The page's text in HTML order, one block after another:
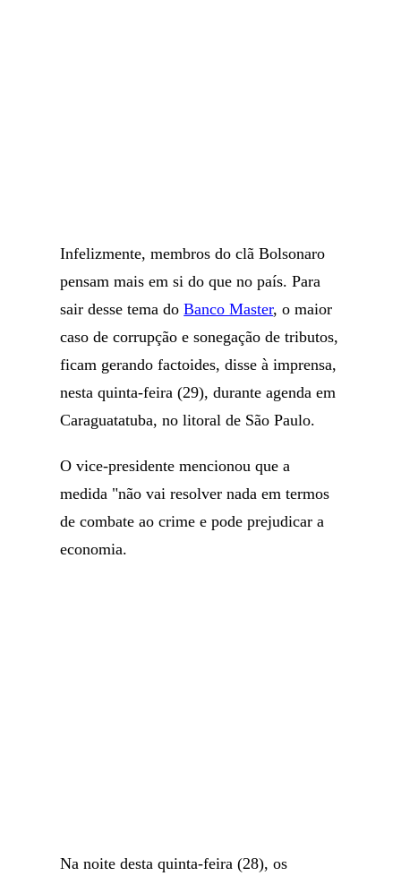
Infelizmente, membros do clã Bolsonaro
pensam mais em si do que no país. Para
sair desse tema doBanco Master, o maior
caso de corrupção e sonegação de tributos,
ficam gerando factoides, disse à imprensa,
nesta quinta-feira (29), durante agenda em
Caraguatatuba, no litoral de São Paulo.
O vice-presidente mencionou que a
medida "não vai resolver nada em termos
de combate ao crime e pode prejudicar a
economia.
Na noite desta quinta-feira (28), os